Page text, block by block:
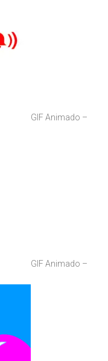
GIF Animado –
GIF Animado –